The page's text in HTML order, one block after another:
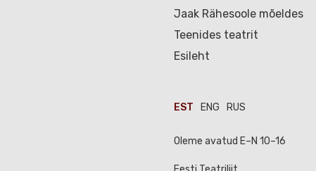
Jaak Rähesoole mõeldes
Teenides teatrit
Esileht
EST ENG RUS
Oleme avatud E–N 10–16